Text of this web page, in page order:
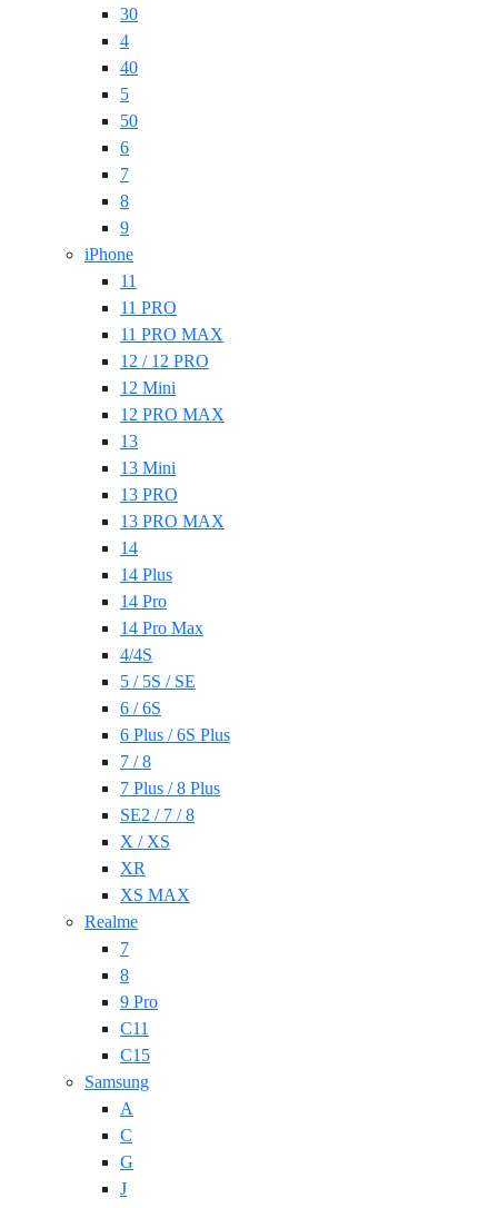
30
4
40
5
50
6
7
8
9
iPhone
11
11 PRO
11 PRO MAX
12 / 12 PRO
12 Mini
12 PRO MAX
13
13 Mini
13 PRO
13 PRO MAX
14
14 Plus
14 Pro
14 Pro Max
4/4S
5 / 5S / SE
6 / 6S
6 Plus / 6S Plus
7 / 8
7 Plus / 8 Plus
SE2 / 7 / 8
X / XS
XR
XS MAX
Realme
7
8
9 Pro
C11
C15
Samsung
A
C
G
J